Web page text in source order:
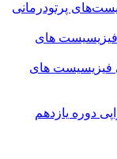
پرتودرمانی
های
های
دوره یازدهم